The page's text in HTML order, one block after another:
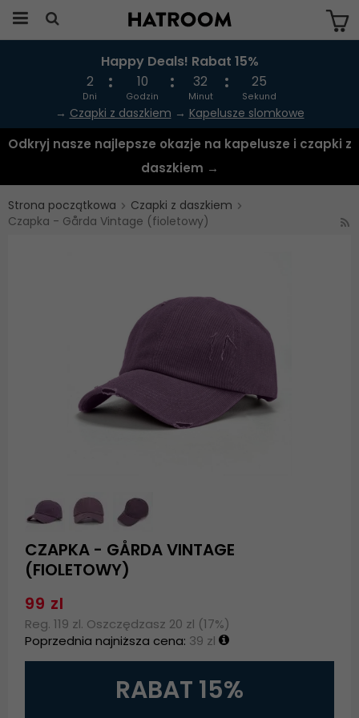
Produkten har blivit tillagd i varukorgen
Happy Deals! Rabat 15%
2
Dni
10
Godzin
32
Minut
25
Sekund
→ Czapki z daszkiem → Kapelusze slomkowe
Odkryj nasze najlepsze okazje na kapelusze i czapki z
daszkiem →
Strona początkowa
Czapki z daszkiem
Czapka - Gårda Vintage (fioletowy)
CZAPKA - GÅRDA VINTAGE
(FIOLETOWY)
99 zl
Reg. 119 zl. Oszczędzasz 20 zl (17%)
Poprzednia najniższa cena: 39 zl
RABAT 15%